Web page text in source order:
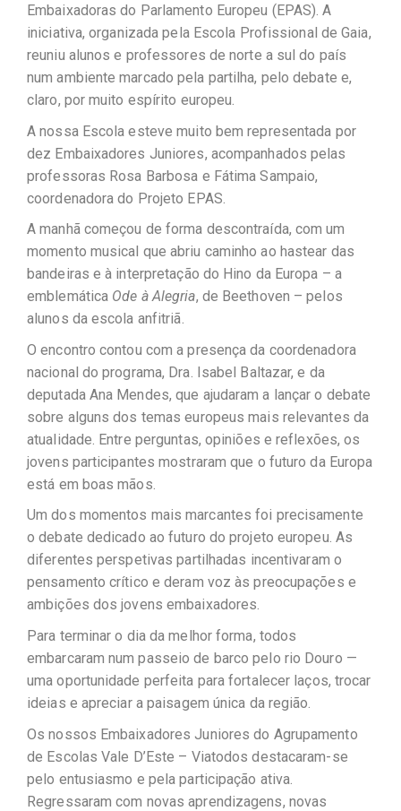
Embaixadoras do Parlamento Europeu (EPAS). A
iniciativa, organizada pela Escola Profissional de Gaia,
reuniu alunos e professores de norte a sul do país
num ambiente marcado pela partilha, pelo debate e,
claro, por muito espírito europeu.
A nossa Escola esteve muito bem representada por
dez Embaixadores Juniores, acompanhados pelas
professoras Rosa Barbosa e Fátima Sampaio,
coordenadora do Projeto EPAS.
A manhã começou de forma descontraída, com um
momento musical que abriu caminho ao hastear das
bandeiras e à interpretação do Hino da Europa – a
emblemática Ode à Alegria, de Beethoven – pelos
alunos da escola anfitriã.
O encontro contou com a presença da coordenadora
nacional do programa, Dra. Isabel Baltazar, e da
deputada Ana Mendes, que ajudaram a lançar o debate
sobre alguns dos temas europeus mais relevantes da
atualidade. Entre perguntas, opiniões e reflexões, os
jovens participantes mostraram que o futuro da Europa
está em boas mãos.
Um dos momentos mais marcantes foi precisamente
o debate dedicado ao futuro do projeto europeu. As
diferentes perspetivas partilhadas incentivaram o
pensamento crítico e deram voz às preocupações e
ambições dos jovens embaixadores.
Para terminar o dia da melhor forma, todos
embarcaram num passeio de barco pelo rio Douro —
uma oportunidade perfeita para fortalecer laços, trocar
ideias e apreciar a paisagem única da região.
Os nossos Embaixadores Juniores do Agrupamento
de Escolas Vale D’Este – Viatodos destacaram-se
pelo entusiasmo e pela participação ativa.
Regressaram com novas aprendizagens, novas